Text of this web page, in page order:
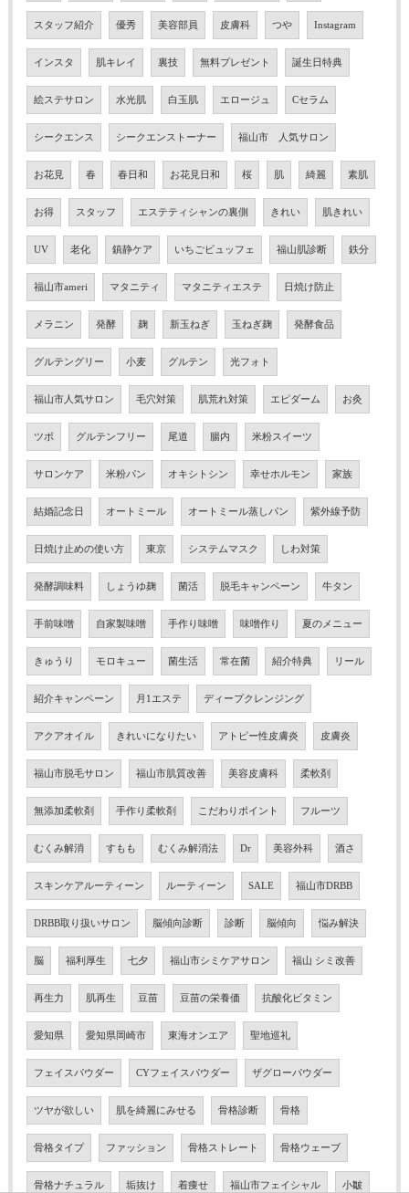
スタッフ紹介 優秀 美容部員 皮膚科 つや Instagram
インスタ 肌キレイ 裏技 無料プレゼント 誕生日特典
絵ステサロン 水光肌 白玉肌 エロージュ Cセラム
シークエンス シークエンストーナー 福山市 人気サロン
お花見 春 春日和 お花見日和 桜 肌 綺麗 素肌
お得 スタッフ エステティシャンの裏側 きれい 肌きれい
UV 老化 鎮静ケア いちごビュッフェ 福山肌診断 鉄分
福山市ameri マタニティ マタニティエステ 日焼け防止
メラニン 発酵 麹 新玉ねぎ 玉ねぎ麹 発酵食品
グルテングリー 小麦 グルテン 光フォト
福山市人気サロン 毛穴対策 肌荒れ対策 エピダーム お灸
ツボ グルテンフリー 尾道 腸内 米粉スイーツ
サロンケア 米粉パン オキシトシン 幸せホルモン 家族
結婚記念日 オートミール オートミール蒸しパン 紫外線予防
日焼け止めの使い方 東京 システムマスク しわ対策
発酵調味料 しょうゆ麹 菌活 脱毛キャンペーン 牛タン
手前味噌 自家製味噌 手作り味噌 味噌作り 夏のメニュー
きゅうり モロキュー 菌生活 常在菌 紹介特典 リール
紹介キャンペーン 月1エステ ディープクレンジング
アクアオイル きれいになりたい アトピー性皮膚炎 皮膚炎
福山市脱毛サロン 福山市肌質改善 美容皮膚科 柔軟剤
無添加柔軟剤 手作り柔軟剤 こだわりポイント フルーツ
むくみ解消 すもも むくみ解消法 Dr 美容外科 酒さ
スキンケアルーティーン ルーティーン SALE 福山市DRBB
DRBB取り扱いサロン 脳傾向診断 診断 脳傾向 悩み解決
脳 福利厚生 七夕 福山市シミケアサロン 福山 シミ改善
再生力 肌再生 豆苗 豆苗の栄養価 抗酸化ビタミン
愛知県 愛知県岡崎市 東海オンエア 聖地巡礼
フェイスパウダー CYフェイスパウダー ザグローパウダー
ツヤが欲しい 肌を綺麗にみせる 骨格診断 骨格
骨格タイプ ファッション 骨格ストレート 骨格ウェーブ
骨格ナチュラル 垢抜け 着痩せ 福山市フェイシャル 小皺